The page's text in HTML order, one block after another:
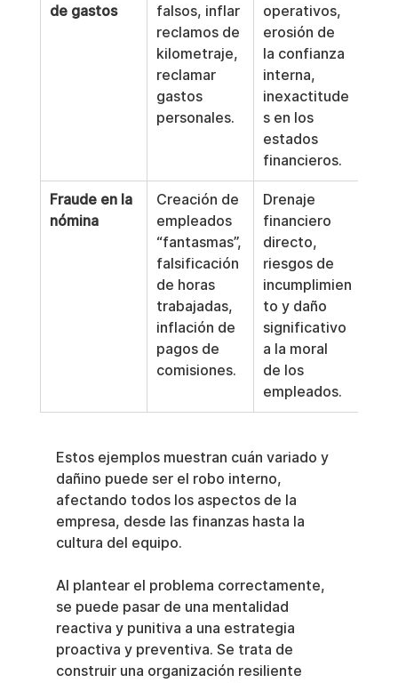
de gastos
falsos, inflar
reclamos de
kilometraje,
reclamar
gastos
personales.
operativos,
erosión de
la confianza
interna,
inexactitude
s en los
estados
financieros.
Fraude en la
nómina
Creación de
empleados
“fantasmas”,
falsificación
de horas
trabajadas,
inflación de
pagos de
comisiones.
Drenaje
financiero
directo,
riesgos de
incumplimien
to y daño
significativo
a la moral
de los
empleados.
Estos ejemplos muestran cuán variado y
dañino puede ser el robo interno,
afectando todos los aspectos de la
empresa, desde las finanzas hasta la
cultura del equipo.
Al plantear el problema correctamente,
se puede pasar de una mentalidad
reactiva y punitiva a una estrategia
proactiva y preventiva. Se trata de
construir una organización resiliente